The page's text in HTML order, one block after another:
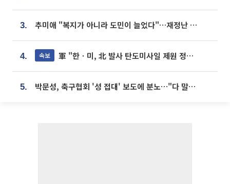
3. 추미애 "복지가 아니라 도민이 늘었다"…재정난 책임론 정면돌파
4. 속보 軍 "한ㆍ미, 北 발사 탄도미사일 제원 정밀분석 중"
5. 박문성, 축구협회 '성 접대' 보도에 분노…"다 말아먹으려고 작정했나"